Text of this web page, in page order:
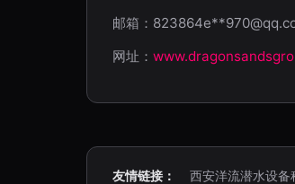
邮箱：823864e**
网址：
友情链接： 西安洋流潜水设备